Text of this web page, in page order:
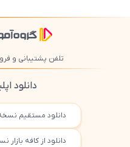
تلفن پشتیبانی و فروش
دانلود
دانلود مستقیم
دانلود از کافه بازار